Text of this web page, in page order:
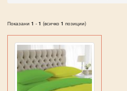
Показани 1 - 1 (всичко 1 позиции)